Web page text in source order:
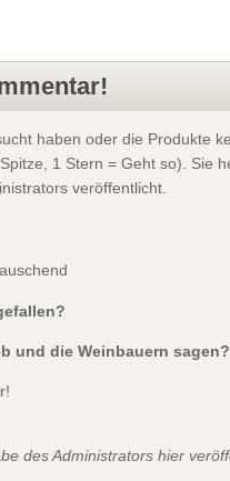
haben oder die Produkte
1 Stern = Geht so). Sie
veröffentlicht.
und die Weinbauern sagen?
des Administrators hier